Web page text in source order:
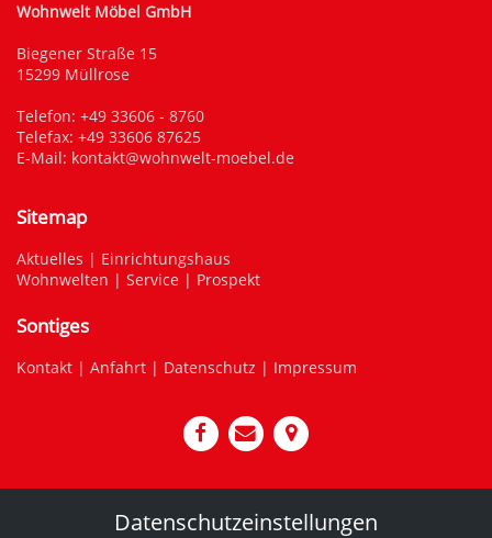
Wohnwelt Möbel GmbH
Biegener Straße 15
15299 Müllrose
Telefon: +49 33606 - 8760
Telefax: +49 33606 87625
E-Mail: kontakt@wohnwelt-moebel.de
Sitemap
Aktuelles | Einrichtungshaus
Wohnwelten | Service | Prospekt
Sontiges
Kontakt | Anfahrt | Datenschutz | Impressum
Datenschutzeinstellungen